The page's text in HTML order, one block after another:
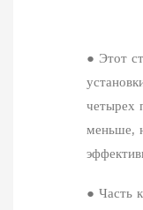
● Этот
четырех
меньше,
● Часть